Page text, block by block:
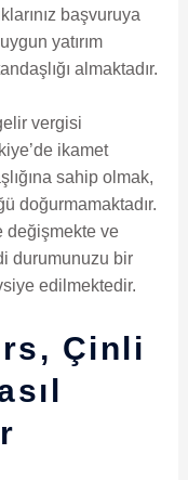
başvuruya
yatırım
almaktadır.
vergisi
ikamet
sahip olmak,
doğurmamaktadır.
değişmekte ve
durumunuzu bir
edilmektedir.
Çinli